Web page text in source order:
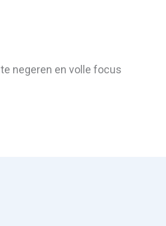
negeren en volle focus